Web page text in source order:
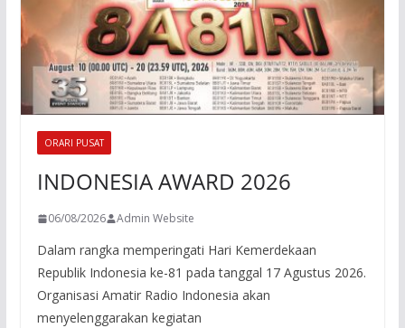
ORARI PUSAT
INDONESIA AWARD 2026
06/08/2026 Admin Website
Dalam rangka memperingati Hari Kemerdekaan
Republik Indonesia ke-81 pada tanggal 17 Agustus 2026.
Organisasi Amatir Radio Indonesia akan
menyelenggarakan kegiatan